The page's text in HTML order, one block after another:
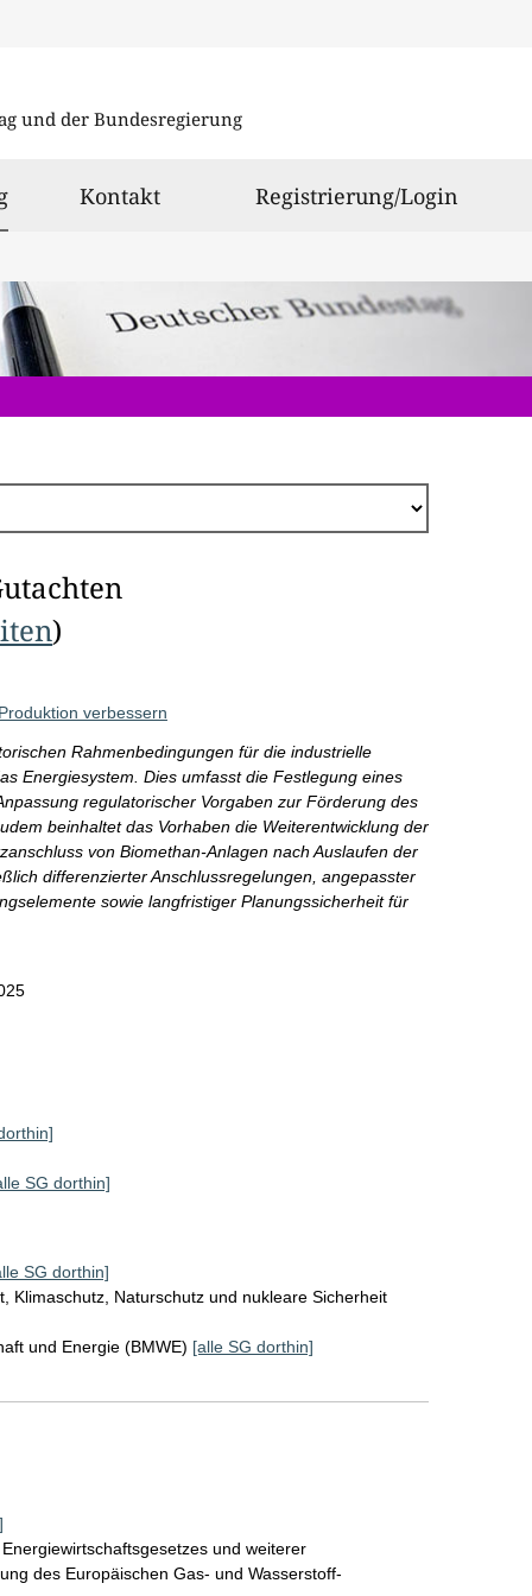
und der Bundesregierung
ausgewählt
Kontakt Registrierung/Login
)
verbessern
Rahmenbedingungen für die industrielle
Energiesystem. Dies umfasst die Festlegung eines
regulatorischer Vorgaben zur Förderung des
beinhaltet das Vorhaben die Weiterentwicklung der
von Biomethan-Anlagen nach Auslaufen der
differenzierter Anschlussregelungen, angepasster
sowie langfristiger Planungssicherheit für
SG dorthin]
SG dorthin]
Klimaschutz, Naturschutz und nukleare Sicherheit
und Energie (BMWE) [alle SG dorthin]
und weiterer
des Europäischen Gas- und Wasserstoff-